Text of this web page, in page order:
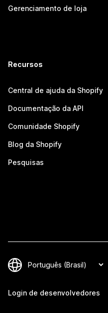
Gerenciamento de loja
Recursos
Central de ajuda da Shopify
Documentação da API
Comunidade Shopify
Blog da Shopify
Pesquisas
Login de desenvolvedores